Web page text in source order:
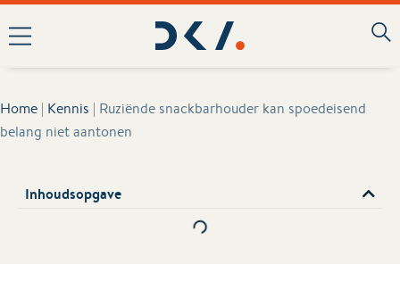
Home | Kennis | Ruziënde snackbarhouder kan spoedeisend
belang niet aantonen
Inhoudsopgave